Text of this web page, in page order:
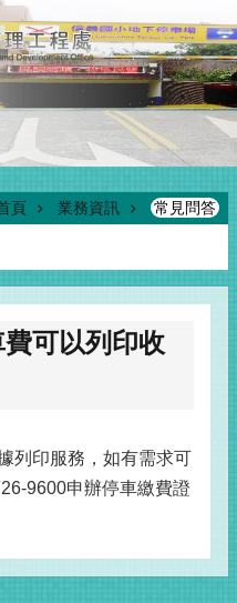
頁 業務資訊 常見問答
可以列印收
列印服務，如有需求可
9600申辦停車繳費證